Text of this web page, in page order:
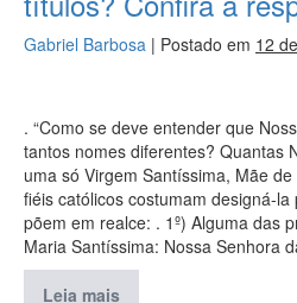
Gabriel Barbosa | Postado em 12
. “Como se deve entender que
tantos nomes diferentes? Quantas
uma só Virgem Santíssima, Mãe
fiéis católicos costumam designá-
põem em realce: . 1º) Alguma das
Maria Santíssima: Nossa Senhora
Leia mais